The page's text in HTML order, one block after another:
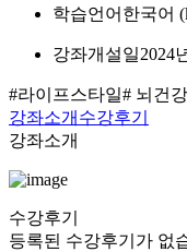
학습언어 한국어
강좌개설일2024
#라이프스타일# 뇌건강
강좌소개 수강후기
강좌소개
수강후기
등록된 수강후기가 없